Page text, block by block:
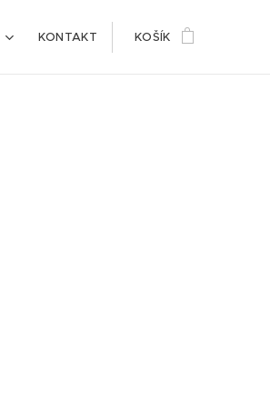
KONTAKT KOŠÍK